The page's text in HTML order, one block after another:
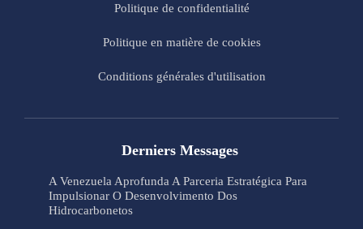
Politique de confidentialité
Politique en matière de cookies
Conditions générales d'utilisation
Derniers Messages
A Venezuela Aprofunda A Parceria Estratégica Para
Impulsionar O Desenvolvimento Dos
Hidrocarbonetos